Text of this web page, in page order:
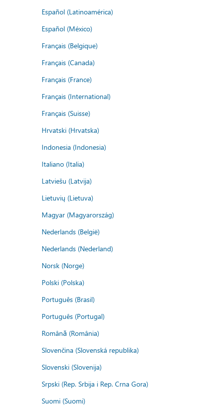
Español (Latinoamérica)
Español (México)
Français (Belgique)
Français (Canada)
Français (France)
Français (International)
Français (Suisse)
Hrvatski (Hrvatska)
Indonesia (Indonesia)
Italiano (Italia)
Latviešu (Latvija)
Lietuvių (Lietuva)
Magyar (Magyarország)
Nederlands (België)
Nederlands (Nederland)
Norsk (Norge)
Polski (Polska)
Português (Brasil)
Português (Portugal)
Română (România)
Slovenčina (Slovenská republika)
Slovenski (Slovenija)
Srpski (Rep. Srbija i Rep. Crna Gora)
Suomi (Suomi)